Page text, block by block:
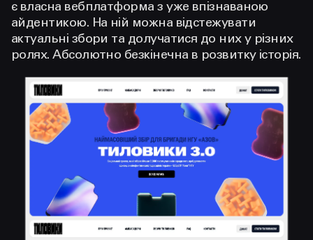
є власна вебплатформа з уже впізнаваною
айдентикою. На ній можна відстежувати
актуальні збори та долучатися до них у різних
ролях. Абсолютно безкінечна в розвитку історія.